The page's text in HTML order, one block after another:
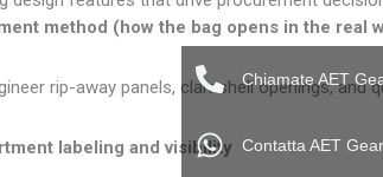
method (how the bag opens in the real
rip-away panels, clamshell openings,
labeling and visibility
Chiamate AET
Contatta AET